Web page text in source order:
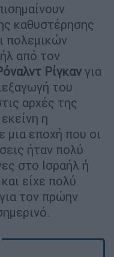
καθυστέρησης
πολεμικών
από τον
Ρίγκαν για
του
αρχές της
η
μια εποχή που οι
ήταν πολύ
στο Ισραήλ ή
είχε πολύ
τον πρώην